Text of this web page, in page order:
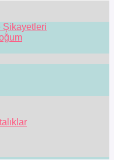
Şikayetleri